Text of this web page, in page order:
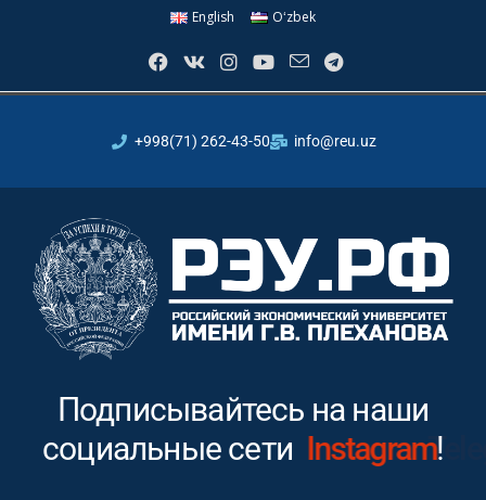
English Oʻzbek
+998(71) 262-43-50 info@reu.uz
Подписывайтесь на наши
социальные сети Instagram!